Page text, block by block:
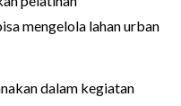
mengelola lahan urban
dalam kegiatan